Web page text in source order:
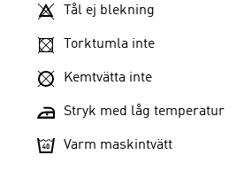
Tål ej blekning
Torktumla inte
Kemtvätta inte
Stryk med låg temperatur
Varm maskintvätt